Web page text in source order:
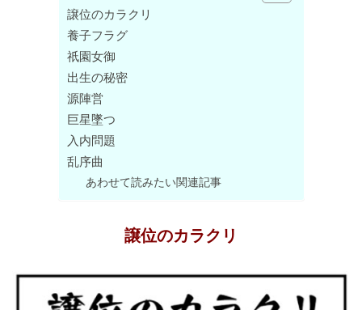
譲位のカラクリ
養子フラグ
祇園女御
出生の秘密
源陣営
巨星墜つ
入内問題
乱序曲
あわせて読みたい関連記事
譲位のカラクリ